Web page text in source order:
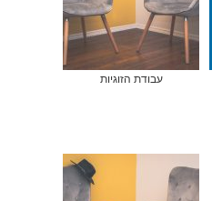
עבודת הזוגיות